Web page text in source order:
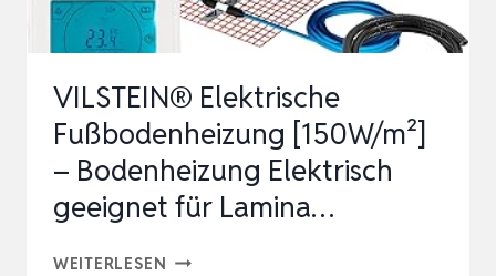
VILSTEIN® Elektrische
Fußbodenheizung [150W/m²]
– Bodenheizung Elektrisch
geeignet für Lamina…
WEITERLESEN VILSTEIN®